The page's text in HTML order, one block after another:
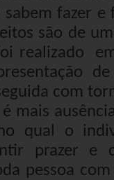
fazer e
são de
realizado
com
mais
qual o
prazer e
pessoa